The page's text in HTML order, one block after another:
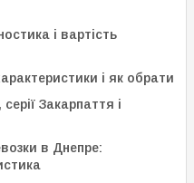
і вартість
і як обрати
Закарпаття і
в Днепре: